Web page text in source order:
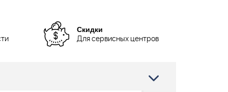
Скидки
Для сервисных центров